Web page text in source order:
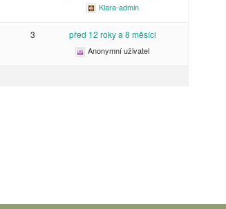
Klara-admin
3 před 12 roky a 8 měsíci
Anonymní uživatel